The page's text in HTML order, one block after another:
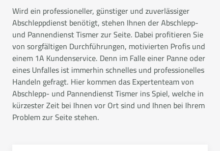
Wird ein professioneller, günstiger und zuverlässiger
Abschleppdienst benötigt, stehen Ihnen der Abschlepp-
und Pannendienst Tismer zur Seite. Dabei profitieren Sie
von sorgfältigen Durchführungen, motivierten Profis und
einem 1A Kundenservice. Denn im Falle einer Panne oder
eines Unfalles ist immerhin schnelles und professionelles
Handeln gefragt. Hier kommen das Expertenteam von
Abschlepp- und Pannendienst Tismer ins Spiel, welche in
kürzester Zeit bei Ihnen vor Ort sind und Ihnen bei Ihrem
Problem zur Seite stehen.